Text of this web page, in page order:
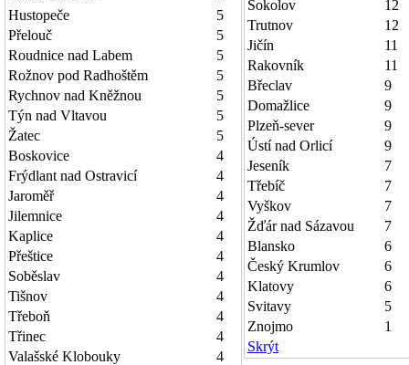
Hustopeče
5
Přelouč
5
Roudnice nad Labem
5
Rožnov pod Radhoštěm
5
Rychnov nad Kněžnou
5
Týn nad Vltavou
5
Žatec
5
Boskovice
4
Frýdlant nad Ostravicí
4
Jaroměř
4
Jilemnice
4
Kaplice
4
Přeštice
4
Soběslav
4
Tišnov
4
Třeboň
4
Třinec
4
Valašské Klobouky
4
Sokolov
12
Trutnov
12
Jičín
11
Rakovník
11
Břeclav
9
Domažlice
9
Plzeň-sever
9
Ústí nad Orlicí
9
Jeseník
7
Třebíč
7
Vyškov
7
Žďár nad Sázavou
7
Blansko
6
Český Krumlov
6
Klatovy
6
Svitavy
5
Znojmo
1
Skrýt